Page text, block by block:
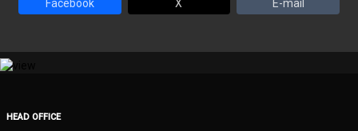
Facebook X E-mail
HEAD OFFICE